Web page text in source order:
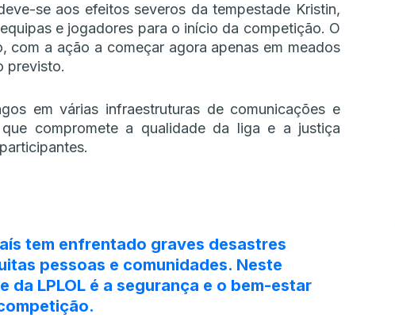
se aos efeitos severos da tempestade Kristin,
e jogadores para o início da competição. O
com a ação a começar agora apenas em meados
previsto.
em várias infraestruturas de comunicações e
compromete a qualidade da liga e a justiça
tem enfrentado graves desastres
pessoas e comunidades. Neste
LPLOL é a segurança e o bem-estar